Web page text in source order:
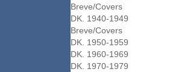
Breve/Covers
DK. 1940-1949
Breve/Covers
DK. 1950-1959
DK. 1960-1969
DK. 1970-1979